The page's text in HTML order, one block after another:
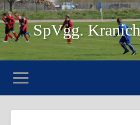
SpVgg.